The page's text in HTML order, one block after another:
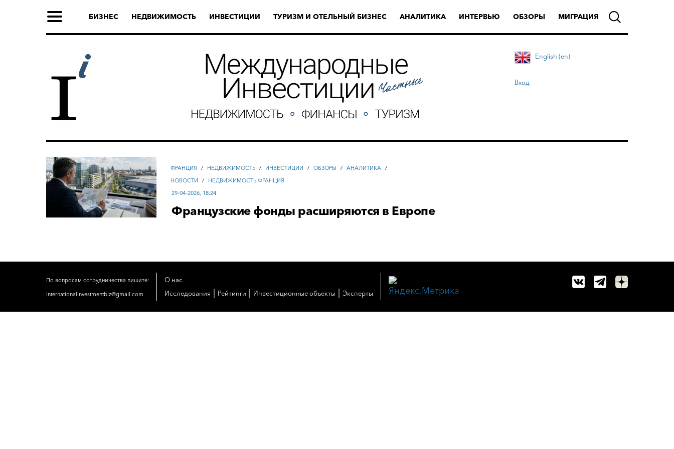
БИЗНЕС НЕДВИЖИМОСТЬ ИНВЕСТИЦИИ ТУРИЗМ И ОТЕЛЬНЫЙ БИЗНЕС АНАЛИТИКА ИНТЕРВЬЮ ОБЗОРЫ МИГРАЦИЯ
English (en)
Вход
ФРАНЦИЯ / НЕДВИЖИМОСТЬ / ИНВЕСТИЦИИ / ОБЗОРЫ / АНАЛИТИКА /
НОВОСТИ
/
НЕДВИЖИМОСТЬ ФРАНЦИЯ
29-04-2026, 18:24
Французские фонды расширяются в Европе
По вопросам сотрудничества пишите:
internationalinvestmentbiz@gmail.com
О нас
Исследования
Рейтинги Инвестиционные объекты Эксперты